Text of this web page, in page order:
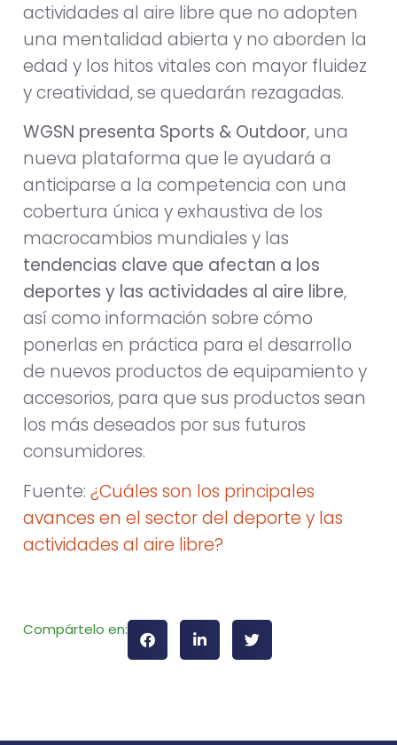
actividades al aire libre que no adopten
una mentalidad abierta y no aborden la
edad y los hitos vitales con mayor fluidez
y creatividad, se quedarán rezagadas.
WGSN presenta Sports & Outdoor, una
nueva plataforma que le ayudará a
anticiparse a la competencia con una
cobertura única y exhaustiva de los
macrocambios mundiales y las
tendencias clave que afectan a los
deportes y las actividades al aire libre,
así como información sobre cómo
ponerlas en práctica para el desarrollo
de nuevos productos de equipamiento y
accesorios, para que sus productos sean
los más deseados por sus futuros
consumidores.
Fuente: ¿Cuáles son los principales
avances en el sector del deporte y las
actividades al aire libre?
Compártelo en: